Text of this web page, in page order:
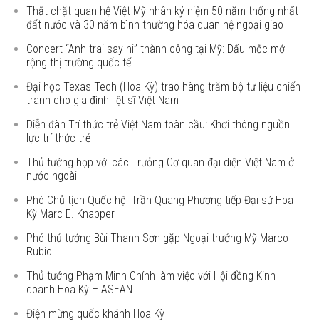
Thắt chặt quan hệ Việt-Mỹ nhân kỷ niệm 50 năm thống nhất
đất nước và 30 năm bình thường hóa quan hệ ngoại giao
Concert “Anh trai say hi” thành công tại Mỹ: Dấu mốc mở
rộng thị trường quốc tế
Đại học Texas Tech (Hoa Kỳ) trao hàng trăm bộ tư liệu chiến
tranh cho gia đình liệt sĩ Việt Nam
Diễn đàn Trí thức trẻ Việt Nam toàn cầu: Khơi thông nguồn
lực trí thức trẻ
Thủ tướng họp với các Trưởng Cơ quan đại diện Việt Nam ở
nước ngoài
Phó Chủ tịch Quốc hội Trần Quang Phương tiếp Đại sứ Hoa
Kỳ Marc E. Knapper
Phó thủ tướng Bùi Thanh Sơn gặp Ngoại trưởng Mỹ Marco
Rubio
Thủ tướng Phạm Minh Chính làm việc với Hội đồng Kinh
doanh Hoa Kỳ – ASEAN
Điện mừng quốc khánh Hoa Kỳ